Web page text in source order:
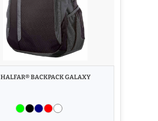
HALFAR® BACKPACK GALAXY